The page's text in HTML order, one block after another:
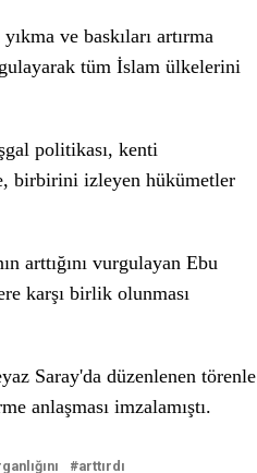
ve baskıları artırma
tüm İslam ülkelerini
politikası, kenti
birbirini izleyen hükümetler
arttığını vurgulayan Ebu
karşı birlik olunması
Saray'da düzenlenen törenle
anlaşması imzalamıştı.
arttırdı